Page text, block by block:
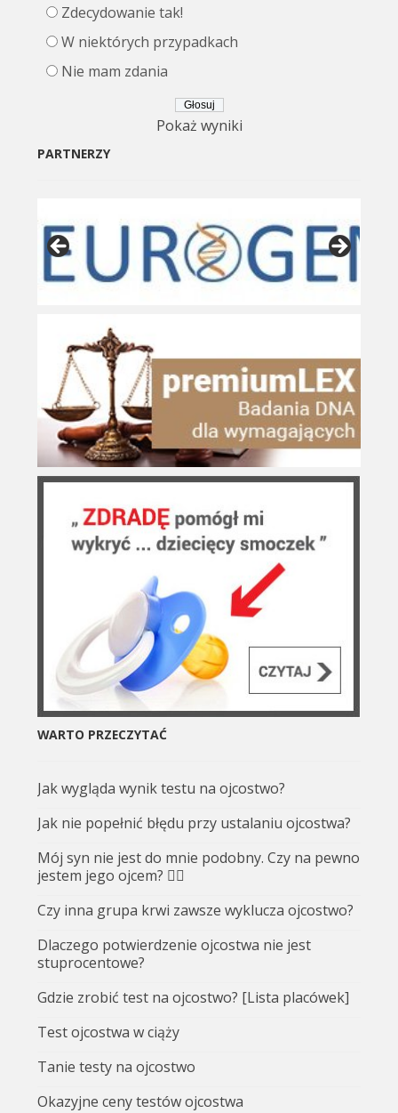
Zdecydowanie tak!
W niektórych przypadkach
Nie mam zdania
Pokaż wyniki
PARTNERZY
WARTO PRZECZYTAĆ
Jak wygląda wynik testu na ojcostwo?
Jak nie popełnić błędu przy ustalaniu ojcostwa?
Mój syn nie jest do mnie podobny. Czy na pewno
jestem jego ojcem? 🤷‍♂️
Czy inna grupa krwi zawsze wyklucza ojcostwo?
Dlaczego potwierdzenie ojcostwa nie jest
stuprocentowe?
Gdzie zrobić test na ojcostwo? [Lista placówek]
Test ojcostwa w ciąży
Tanie testy na ojcostwo
Okazyjne ceny testów ojcostwa